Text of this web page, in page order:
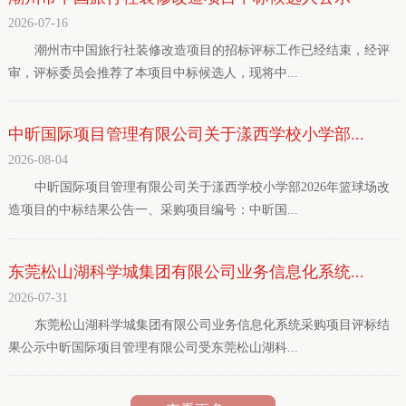
2026-07-16
潮州市中国旅行社装修改造项目的招标评标工作已经结束，经评
审，评标委员会推荐了本项目中标候选人，现将中...
中昕国际项目管理有限公司关于漾西学校小学部...
2026-08-04
中昕国际项目管理有限公司关于漾西学校小学部2026年篮球场改
造项目的中标结果公告一、采购项目编号：中昕国...
东莞松山湖科学城集团有限公司业务信息化系统...
2026-07-31
东莞松山湖科学城集团有限公司业务信息化系统采购项目评标结
果公示中昕国际项目管理有限公司受东莞松山湖科...